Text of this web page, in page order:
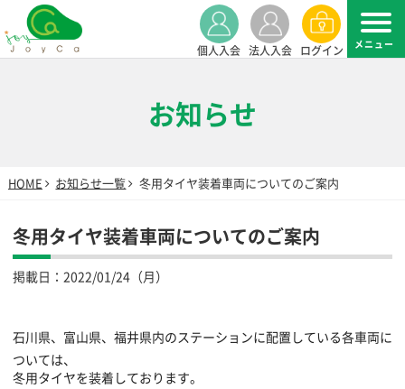
個人入会 法人入会 ログイン
お知らせ
HOME お知らせ一覧 冬用タイヤ装着車両についてのご案内
冬用タイヤ装着車両についてのご案内
掲載日： 2022/01/24（月）
石川県、富山県、福井県内のステーションに配置している各車両に
ついては、
冬用タイヤを装着しております。